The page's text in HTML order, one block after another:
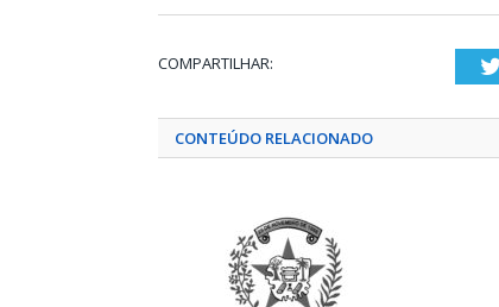
COMPARTILHAR:
CONTEÚDO RELACIONADO